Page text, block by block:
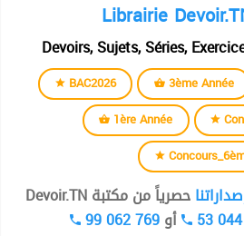
Devoirs, Sujets, Séries,
BAC2026 3ème Année
1ère Année
حصرياً من مكتبة Devoir.TN
53 أو99 062 769